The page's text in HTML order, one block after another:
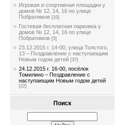
Игровая и спортивная площадки у
домов № 12, 14, 16 по улице
Побратимов [10]
Гостевая бесплатная парковка у
домов № 12, 14, 16 по улице
Побратимов [5]
23.12.2015 г. 14-00, улица Толстого,
13 – Поздравление с наступающим
Новым годом детей [37]
24.12.2015 г. 16-00, посёлок
Томилино – Поздравление с
наступающим Новым годом детей
[22]
Поиск